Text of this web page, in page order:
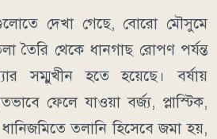
দেখা গেছে, বোরো মৌসুমে
তৈরি থেকে ধানগাছ রোপণ পর্যন্ত
সম্মুখীন হতে হয়েছে। বর্ষায়
ফেলে যাওয়া বর্জ্য, প্লাস্টিক,
তলানি হিসেবে জমা হয়,